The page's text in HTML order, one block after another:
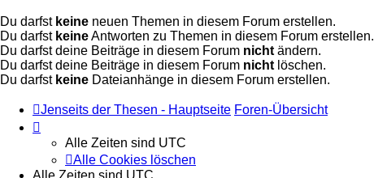
Du darfst keine neuen Themen in diesem Forum erstellen.
Du darfst keineAntworten zu Themen in diesem Forum erstellen.
Du darfst deine Beiträge in diesem Forum nichtändern.
Du darfst deine Beiträge in diesem Forum nichtlöschen.
Du darfst keine Dateianhänge in diesem Forum erstellen.
Jenseits der Thesen - Hauptseite Foren-Übersicht
Alle Zeiten sind UTC
Alle Cookies löschen